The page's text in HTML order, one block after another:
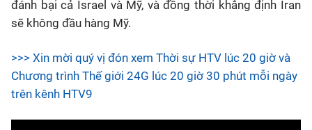
đánh bại cả Israel và Mỹ, và đồng thời khẳng định Iran
sẽ không đầu hàng Mỹ.
>>> Xin mời quý vị đón xem Thời sự HTV lúc 20 giờ và
Chương trình Thế giới 24G lúc 20 giờ 30 phút mỗi ngày
trên kênh HTV9